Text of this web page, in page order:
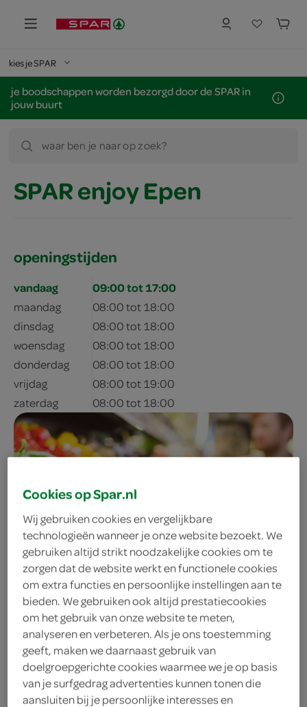
kies je SPAR
je boodschappen worden bezorgd door de SPAR in
jouw buurt
waar ben je naar op zoek?
SPAR enjoy Epen
openingstijden
vandaag 09:00 tot 17:00
maandag
08:00 tot 18:00
dinsdag
08:00 tot 18:00
woensdag
08:00 tot 18:00
donderdag
08:00 tot 18:00
vrijdag
08:00 tot 19:00
zaterdag
08:00 tot 18:00
adres & contactgegevens
043-4551229
epen@despar.info
Wilhelminastraat 15 6285 AS Epen
plan je route
bekijk meer vestigingen
Cookies op Spar.nl
Wij gebruiken cookies en vergelijkbare
technologieën wanneer je onze website bezoekt. We
gebruiken altijd strikt noodzakelijke cookies om te
zorgen dat de website werkt en functionele cookies
om extra functies en persoonlijke instellingen aan te
bieden. We gebruiken ook altijd prestatiecookies
om het gebruik van onze website te meten,
analyseren en verbeteren. Als je ons toestemming
geeft, maken we daarnaast gebruik van
doelgroepgerichte cookies waarmee we je op basis
van je surfgedrag advertenties kunnen tonen die
aansluiten bij je persoonlijke interesses en